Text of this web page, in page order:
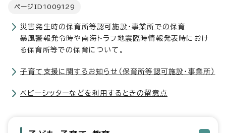
ページID 1009129
災害発生時の保育所等認可施設・事業所での保育
暴風警報発令時や南海トラフ地震臨時情報発表時におけ
る保育所等での保育について。
子育て支援に関するお知らせ（保育所等認可施設・事業所）
ベビーシッターなどを利用するときの留意点